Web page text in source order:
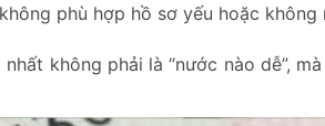
phù hợp hồ sơ yếu hoặc không
không phải là “nước nào dễ”,